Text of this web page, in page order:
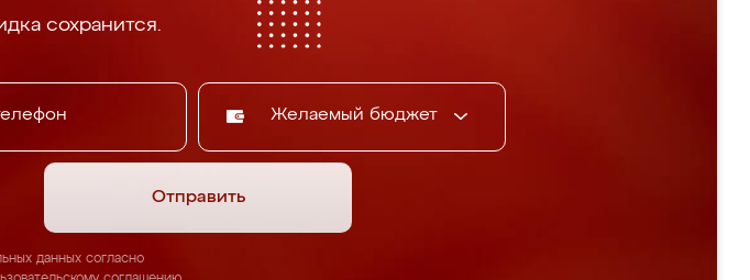
сохранится.
Желаемый бюджет
Отправить
данных согласно